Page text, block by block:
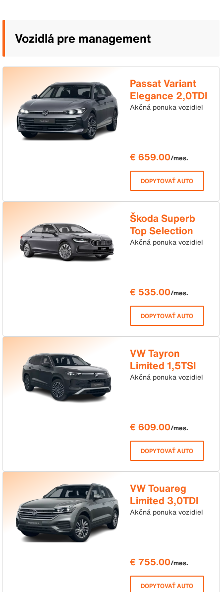
Vozidlá pre management
Passat Variant
Elegance 2,0TDI
110kW DSG
Akčná ponuka vozidiel
€ 659.00/mes.
DOPYTOVAŤ AUTO
Škoda Superb
Top Selection
2,0TDI 110kW
Akčná ponuka vozidiel
€ 535.00/mes.
DOPYTOVAŤ AUTO
VW Tayron
Limited 1,5TSI
eHybrid PHEV
Akčná ponuka vozidiel
€ 609.00/mes.
DOPYTOVAŤ AUTO
VW Touareg
Limited 3,0TDI
V6 170kW 4M
Akčná ponuka vozidiel
€ 755.00/mes.
DOPYTOVAŤ AUTO